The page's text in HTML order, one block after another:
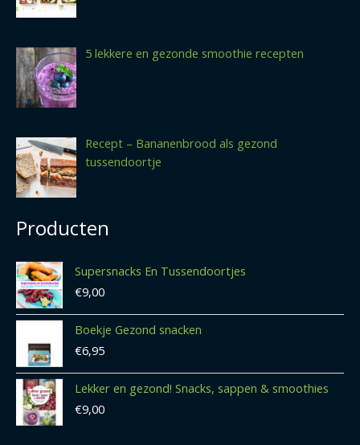
5 lekkere en gezonde smoothie recepten
Recept – Bananenbrood als gezond
tussendoortje
Producten
Supersnacks En Tussendoortjes
€9,00
Boekje Gezond snacken
€6,95
Lekker en gezond! Snacks, sappen & smoothies
€9,00